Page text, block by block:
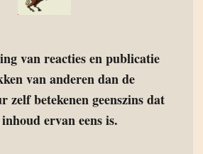
van reacties en publicatie
van anderen dan de
zelf betekenen geenszins dat
ervan eens is.